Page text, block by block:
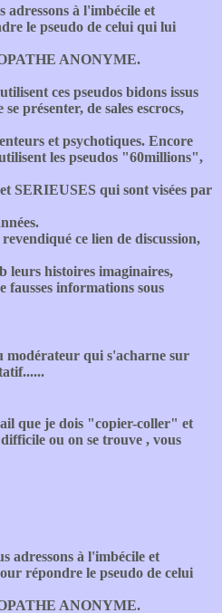
adressons à l'imbécile et
le pseudo de celui qui lui
ANONYME.
ces pseudos bidons issus
présenter, de sales escrocs,
et psychotiques. Encore
les pseudos "60millions",
SERIEUSES qui sont visées par
ce lien de discussion,
leurs histoires imaginaires,
fausses informations sous
modérateur qui s'acharne sur
que je dois "copier-coller" et
ou on se trouve , vous
adressons à l'imbécile et
répondre le pseudo de celui
ANONYME.